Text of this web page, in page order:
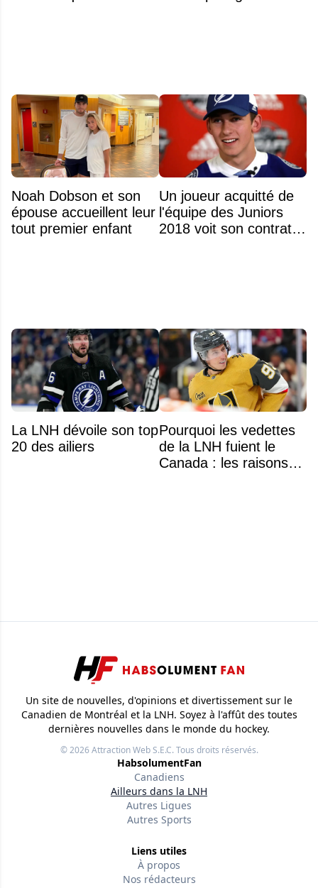
Noah Dobson et son
épouse accueillent leur
tout premier enfant
Un joueur acquitté de
l'équipe des Juniors
2018 voit son contrat
La LNH dévoile son top
20 des ailiers
Pourquoi les vedettes
de la LNH fuient le
Canada : les raisons
Un site de nouvelles, d'opinions et divertissement sur le
Canadien de Montréal et la LNH. Soyez à l'affût des toutes
dernières nouvelles dans le monde du hockey.
© 2026Attraction Web S.E.C.Tous droits réservés.
HabsolumentFan
Canadiens
Ailleurs dans la LNH
Autres Ligues
Autres Sports
Liens utiles
À propos
Nos rédacteurs